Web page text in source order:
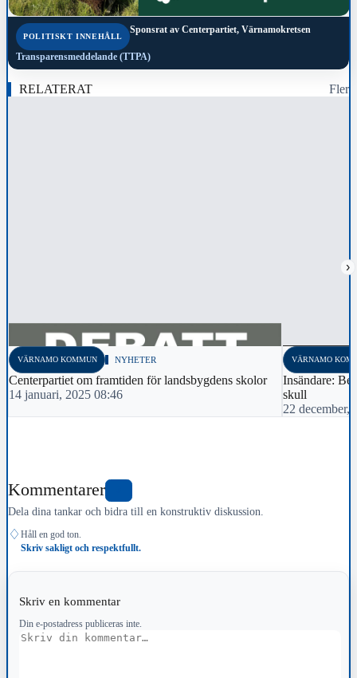
POLITISKT INNEHÅLL
Sponsrat av Centerpartiet, Värnamokretsen
Transparensmeddelande (TTPA)
RELATERAT Fler
›
VÄRNAMO KOMMUN NYHETER
Centerpartiet om framtiden för landsbygdens skolor
14 januari, 2025 08:46
VÄRNAMO
Insändare:
skull
22 december,
Kommentarer
Dela dina tankar och bidra till en konstruktiv diskussion.
♢ Håll en god ton.
Skriv sakligt och respektfullt.
Skriv en kommentar
Din e-postadress publiceras inte.
Kommentar